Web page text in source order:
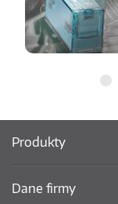
Produkty
Dane firmy